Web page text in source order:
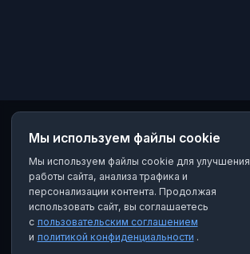
Мы используем файлы cookie
Мы используем файлы cookie для улучшения
работы сайта, анализа трафика и
персонализации контента. Продолжая
использовать сайт, вы соглашаетесь
с пользовательским соглашением
и политикой конфиденциальности .